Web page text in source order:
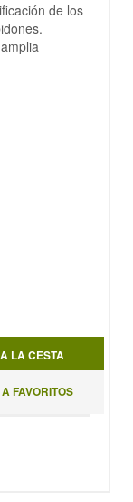
de los
LA CESTA
FAVORITOS